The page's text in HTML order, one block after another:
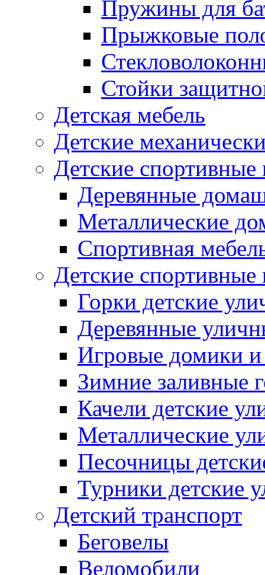
Пружины для
Прыжковые
Стойки
Детская мебель
Детские
Детские
Деревянные
Металлические
Спортивная
Детские
Горки детские
Деревянные
Игровые домики и
Зимние заливные
Качели детские
Металлические
Песочницы
Турники детские
Детский транспорт
Беговелы
Веломобили